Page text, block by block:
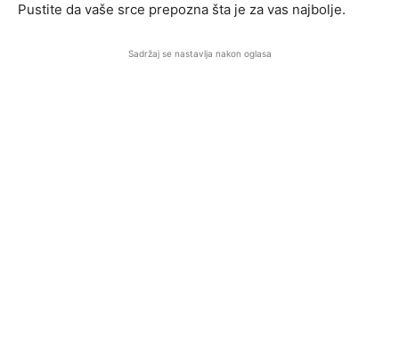
Pustite da vaše srce prepozna šta je za vas najbolje.
Sadržaj se nastavlja nakon oglasa